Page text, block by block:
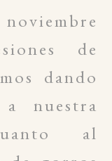
de
dando
nuestra
al